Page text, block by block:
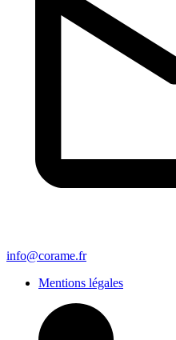
info@corame.fr
Mentions légales